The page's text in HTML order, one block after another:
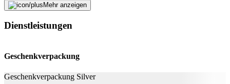
GLUCOSIDE, LAURYL GLUCOSIDE,
URTICA DIOICA EXTRACT, ARCTIUM LAPPA
Mehr anzeigen
Dienstleistungen
Geschenkverpackung
Geschenkverpackung Silver